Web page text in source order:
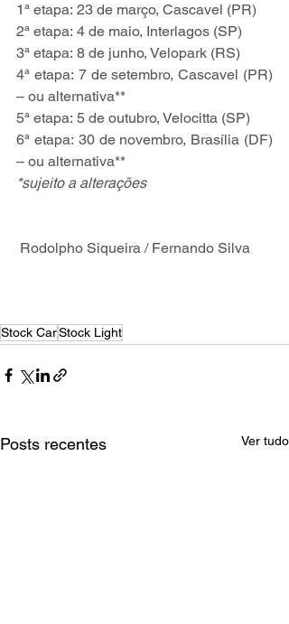
1ª etapa: 23 de março, Cascavel (PR)
2ª etapa: 4 de maio, Interlagos (SP)
3ª etapa: 8 de junho, Velopark (RS)
4ª etapa: 7 de setembro, Cascavel (PR)
– ou alternativa**
5ª etapa: 5 de outubro, Velocitta (SP)
6ª etapa: 30 de novembro, Brasília (DF)
– ou alternativa**
*sujeito a alterações
Rodolpho Siqueira / Fernando Silva
Stock CarStock Light
Posts recentes Ver tudo